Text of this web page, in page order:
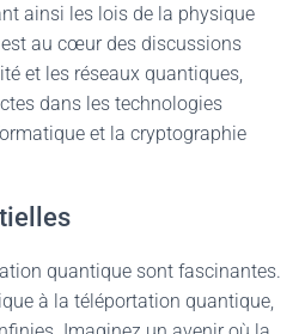
ainsi les lois de la physique
au cœur des discussions
et les réseaux quantiques,
dans les technologies
et la cryptographie
quantique sont fascinantes.
à la téléportation quantique,